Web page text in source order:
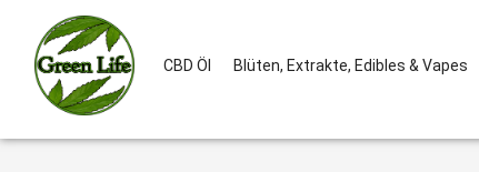
CBD Öl Blüten, Extrakte, Edibles & Vapes